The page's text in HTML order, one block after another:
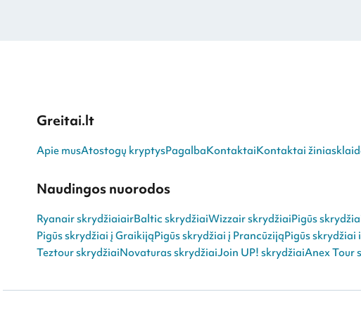
Greitai.lt
Apie musAtostogų kryptysPagalbaKontaktaiKontaktai
Naudingos nuorodos
Ryanair skrydžiaiairBaltic skrydžiaiWizzair skrydžiaiPigūs
Pigūs skrydžiai į GraikijąPigūs skrydžiai į PrancūzijąPigūs skrydžiai
Teztour skrydžiaiNovaturas skrydžiaiJoin UP! skrydžiaiAnex Tour